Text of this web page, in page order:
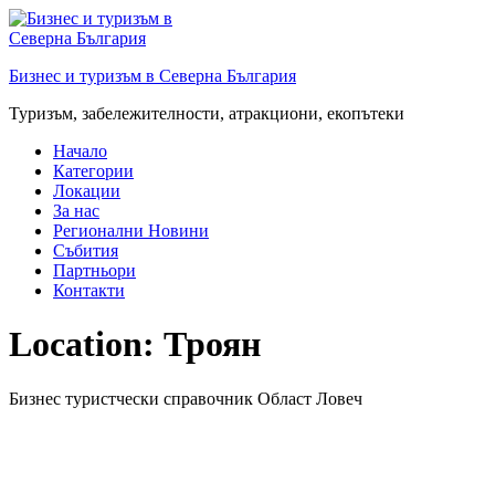
Преминете
към
Бизнес и туризъм в Северна България
Туризъм, забележителности, атракциони, екопътеки
Начало
Категории
Локации
За нас
Регионални Новини
Събития
Партньори
Контакти
Location: Троян
Бизнес туристчески справочник Област Ловеч